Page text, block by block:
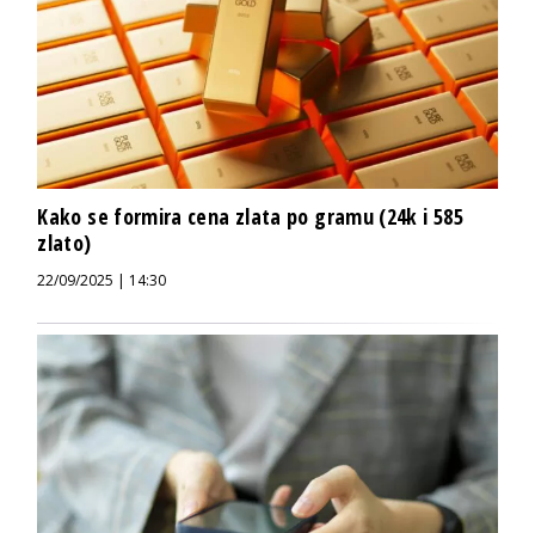
Kako se formira cena zlata po gramu (24k i 585
zlato)
22/09/2025 | 14:30